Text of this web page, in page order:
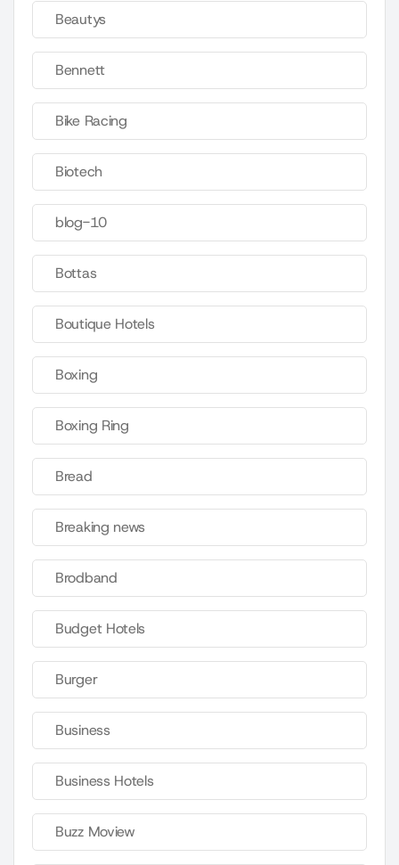
Beautys
Bennett
Bike Racing
Biotech
blog-10
Bottas
Boutique Hotels
Boxing
Boxing Ring
Bread
Breaking news
Brodband
Budget Hotels
Burger
Business
Business Hotels
Buzz Moview